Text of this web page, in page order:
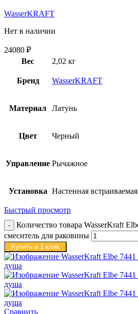
WasserKRAFT
Нет в наличии
24080 ₽
Вес
2,02 кг
Бренд WasserKRAFT
Материал Латунь
Цвет Черный
Управление Рычажное
Установка Настенная встраиваемая
Быстрый просмотр
Количество товара WasserKraft
смеситель для раковины
Купить в 1 клик
Сравнить